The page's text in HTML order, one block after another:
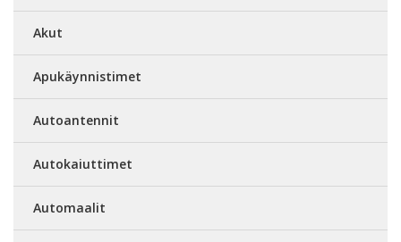
Akut
Apukäynnistimet
Autoantennit
Autokaiuttimet
Automaalit